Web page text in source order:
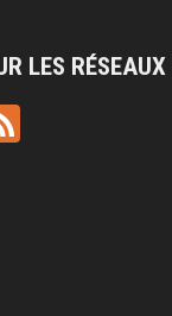
LES
Feed